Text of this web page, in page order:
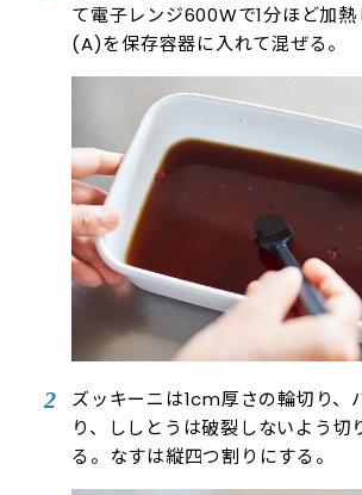
て電子レンジ600Wで1分ほど加熱
(A)を保存容器に入れて混ぜる。
ズッキーニは1cm厚さの輪切り、
り、ししとうは破裂しないよう切
る。なすは縦四つ割りにする。